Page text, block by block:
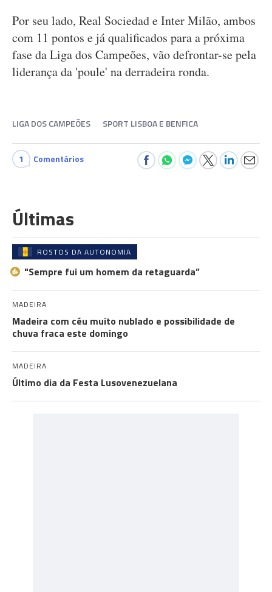
Por seu lado, Real Sociedad e Inter Milão, ambos
com 11 pontos e já qualificados para a próxima
fase da Liga dos Campeões, vão defrontar-se pela
liderança da 'poule' na derradeira ronda.
LIGA DOS CAMPEÕES SPORT LISBOA E BENFICA
1 Comentários
Últimas
ROSTOS DA AUTONOMIA
"Sempre fui um homem da retaguarda”
MADEIRA
Madeira com céu muito nublado e possibilidade de
chuva fraca este domingo
MADEIRA
Último dia da Festa Lusovenezuelana